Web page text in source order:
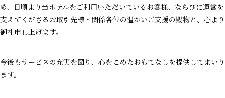
め、日頃より当ホテルをご利用いただいているお客様、ならびに運営を
支えてくださるお取引先様・関係各位の温かいご支援の賜物と、心より
御礼申し上げます。
今後もサービスの充実を図り、心をこめたおもてなしを提供してまいり
ます。